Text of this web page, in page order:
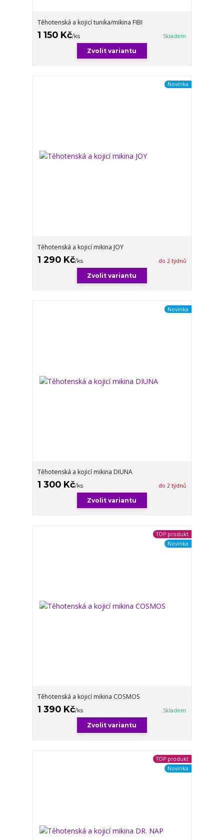
Těhotenská a kojicí tunika/mikina FIBI
1 150 Kč/ks Skladem
Zvolit variantu
Novinka
Těhotenská a kojicí mikina JOY
1 290 Kč/ks do 2 týdnů
Zvolit variantu
Novinka
Těhotenská a kojicí mikina DIUNA
1 300 Kč/ks do 2 týdnů
Zvolit variantu
TOP produkt
Novinka
Těhotenská a kojicí mikina COSMOS
1 390 Kč/ks Skladem
Zvolit variantu
TOP produkt
Novinka